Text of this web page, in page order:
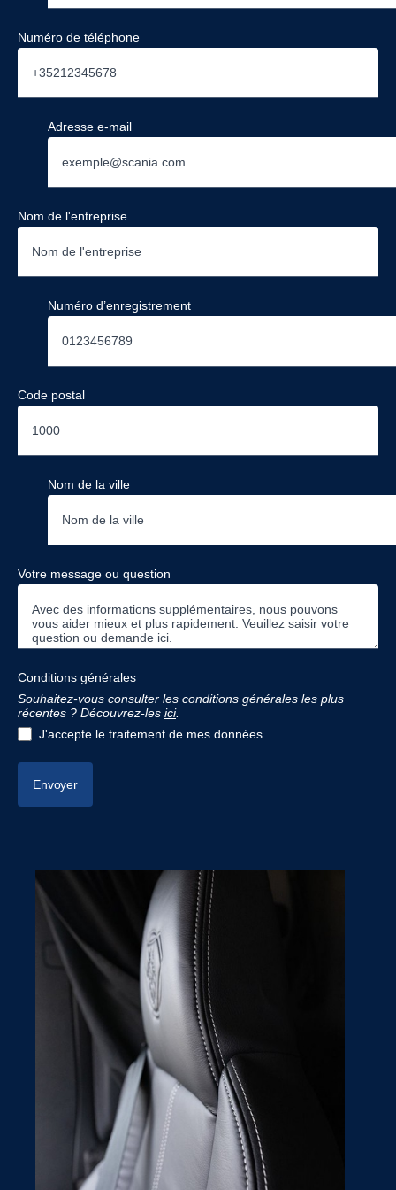
Numéro de téléphone
Adresse e-mail
Nom de l'entreprise
Numéro d’enregistrement
Code postal
Nom de la ville
Votre message ou question
Conditions générales
Souhaitez-vous consulter les conditions générales les plus
récentes ? Découvrez-les ici.
J'accepte le traitement de mes données.
Envoyer